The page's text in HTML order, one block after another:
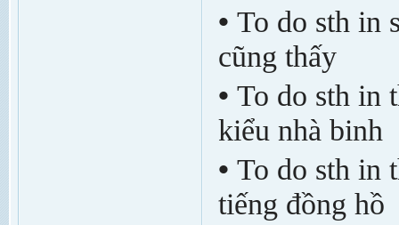
• To do sth in
cũng thấy
• To do sth in
kiểu nhà binh
• To do sth in
tiếng đồng hồ